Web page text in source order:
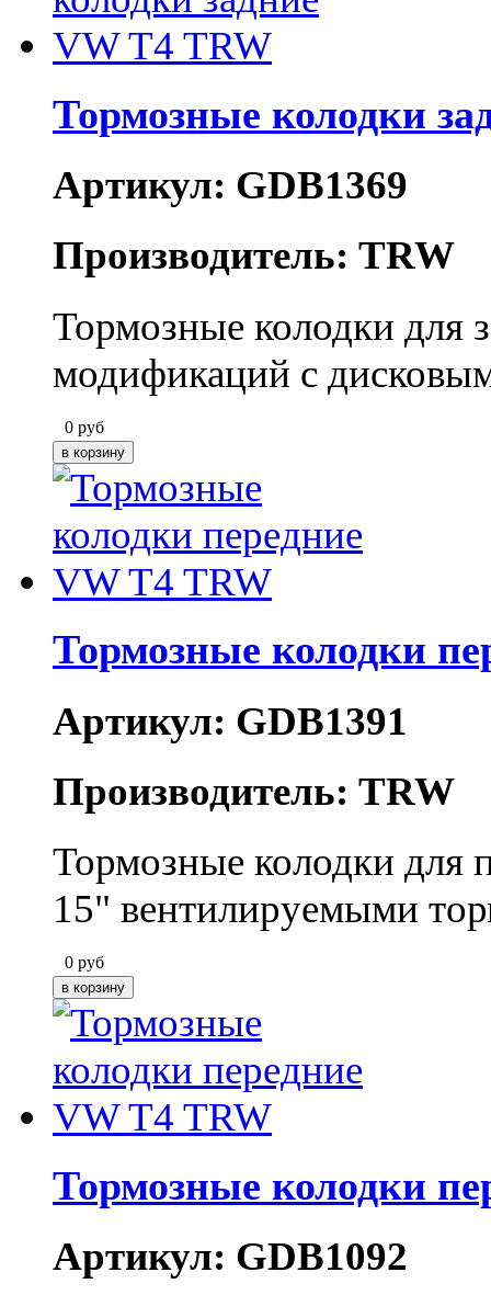
Тормозные колодки
Артикул: GDB1369
Производитель: TRW
Тормозные колодки для
модификаций с
0 руб
Тормозные колодки
Артикул: GDB1391
Производитель: TRW
Тормозные колодки для
15" вентилируемыми
0 руб
Тормозные колодки
Артикул: GDB1092